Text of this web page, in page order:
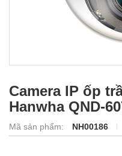
Camera IP ốp
Hanwha QND-
Mã sản phẩm: NH00186